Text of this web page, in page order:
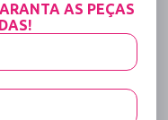
Bordada e Tiras
com a Calcinha Fio
- Gemendo - Preto, uma
AS PEÇAS